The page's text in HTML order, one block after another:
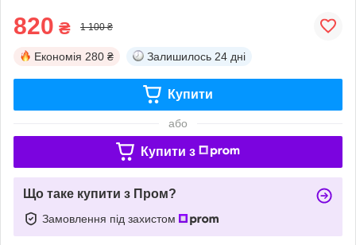
820 ₴ 1 100 ₴
Економія 280 ₴ Залишилось 24 дні
Купити
або
Купити з
Що таке купити з Пром?
Замовлення під захистом